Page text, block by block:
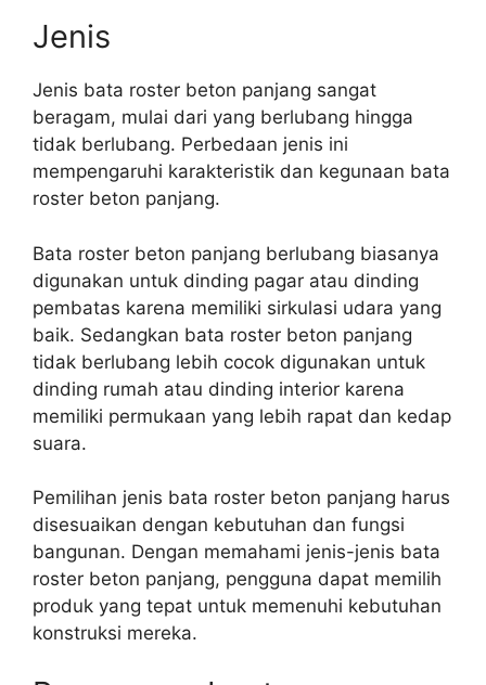
Jenis
Jenis bata roster beton panjang sangat
beragam, mulai dari yang berlubang hingga
tidak berlubang. Perbedaan jenis ini
mempengaruhi karakteristik dan kegunaan bata
roster beton panjang.
Bata roster beton panjang berlubang biasanya
digunakan untuk dinding pagar atau dinding
pembatas karena memiliki sirkulasi udara yang
baik. Sedangkan bata roster beton panjang
tidak berlubang lebih cocok digunakan untuk
dinding rumah atau dinding interior karena
memiliki permukaan yang lebih rapat dan kedap
suara.
Pemilihan jenis bata roster beton panjang harus
disesuaikan dengan kebutuhan dan fungsi
bangunan. Dengan memahami jenis-jenis bata
roster beton panjang, pengguna dapat memilih
produk yang tepat untuk memenuhi kebutuhan
konstruksi mereka.